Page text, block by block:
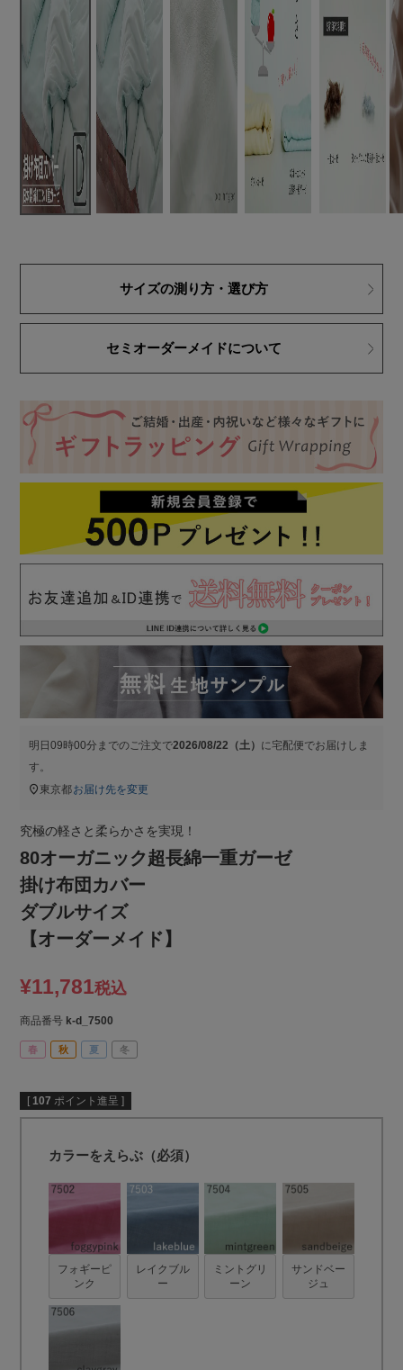
サイズの測り方・選び方
セミオーダーメイドについて
明日09時00分 までのご注文で2026/08/22（土） に 宅配便でお届けしま
す。
東京都お届け先を変更
究極の軽さと柔らかさを実現！
80オーガニック超長綿一重ガーゼ
掛け布団カバー
ダブルサイズ
【オーダーメイド】
¥11,781税込
商品番号 k-d_7500
春 秋 夏 冬
[ 107 ポイント進呈 ]
カラーをえらぶ（必須）
フォギーピ
ンク
レイクブル
ー
ミントグリ
ーン
サンドベー
ジュ